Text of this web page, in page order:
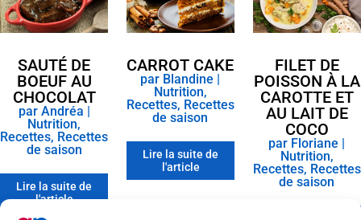
SAUTÉ DE
BOEUF AU
CHOCOLAT
par Andréa |
Nutrition,
Recettes, Recettes
de saison
Lire la suite de
l'article
CARROT CAKE
par Blandine
Nutrition,
Recettes, Recettes
de saison
Lire la suite de
l'article
FILET DE
POISSON À LA
CAROTTE ET
AU LAIT DE
COCO
par Floriane |
Nutrition,
Recettes, Recettes
de saison